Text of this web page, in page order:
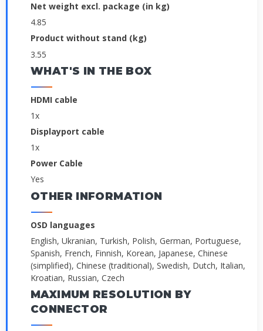
Net weight excl. package (in kg)
4.85
Product without stand (kg)
3.55
WHAT'S IN THE BOX
HDMI cable
1x
Displayport cable
1x
Power Cable
Yes
OTHER INFORMATION
OSD languages
English, Ukranian, Turkish, Polish, German, Portuguese,
Spanish, French, Finnish, Korean, Japanese, Chinese
(simplified), Chinese (traditional), Swedish, Dutch, Italian,
Kroatian, Russian, Czech
MAXIMUM RESOLUTION BY
CONNECTOR